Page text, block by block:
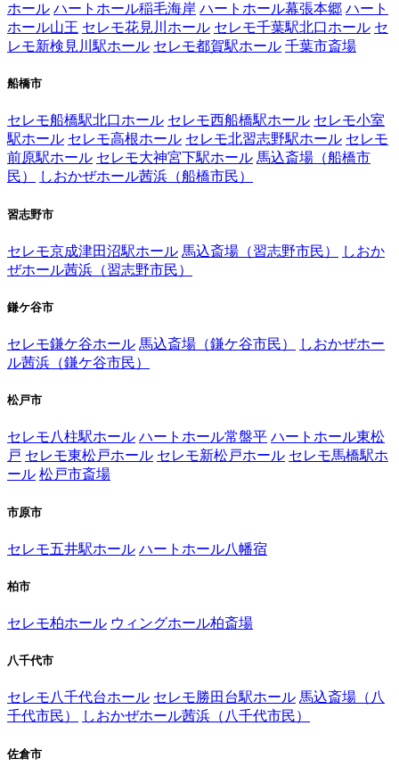
ホール ハートホール稲毛海岸 ハートホール幕張本郷 ハート
ホール山王 セレモ花見川ホール セレモ千葉駅北口ホール セ
レモ新検見川駅ホール セレモ都賀駅ホール 千葉市斎場
船橋市
セレモ船橋駅北口ホール セレモ西船橋駅ホール セレモ小室
駅ホール セレモ高根ホール セレモ北習志野駅ホール セレモ
前原駅ホール セレモ大神宮下駅ホール 馬込斎場（船橋市
民）
しおかぜホール茜浜（船橋市民）
習志野市
セレモ京成津田沼駅ホール 馬込斎場（習志野市民）
しおか
ぜホール茜浜（習志野市民）
鎌ケ谷市
セレモ鎌ケ谷ホール 馬込斎場（鎌ケ谷市民）
しおかぜホー
ル茜浜（鎌ケ谷市民）
松戸市
セレモ八柱駅ホール ハートホール常盤平 ハートホール東松
戸 セレモ東松戸ホール セレモ新松戸ホール セレモ馬橋駅ホ
ール 松戸市斎場
市原市
セレモ五井駅ホール ハートホール八幡宿
柏市
セレモ柏ホール ウィングホール柏斎場
八千代市
セレモ八千代台ホール セレモ勝田台駅ホール 馬込斎場（八
千代市民）
しおかぜホール茜浜（八千代市民）
佐倉市